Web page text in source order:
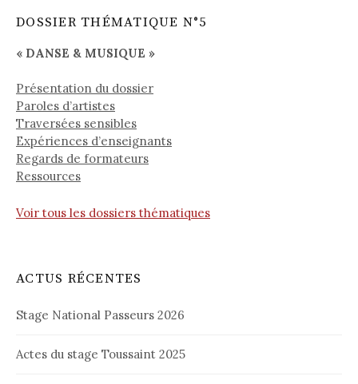
DOSSIER THÉMATIQUE N°5
« DANSE & MUSIQUE »
Présentation du dossier
Paroles d’artistes
Traversées sensibles
Expériences d’enseignants
Regards de formateurs
Ressources
Voir tous les dossiers thématiques
ACTUS RÉCENTES
Stage National Passeurs 2026
Actes du stage Toussaint 2025